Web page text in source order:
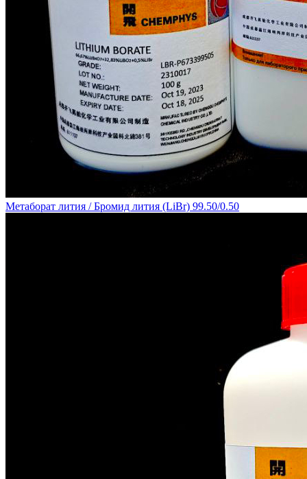
Метаборат лития / Бромид лития (LiBr) 99.50/0.50